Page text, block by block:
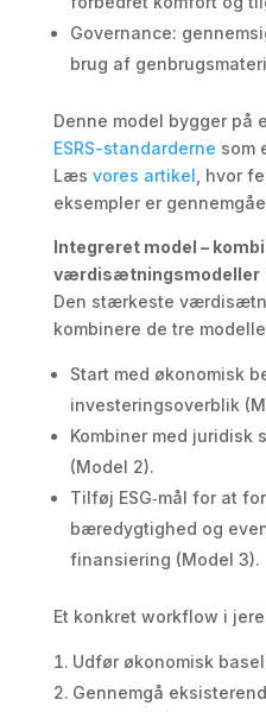
Governance:
brug af
Denne model bygger på
ESRS-standarderne som
Læs vores artikel , hvor
eksempler er
Integreret model –
værdisætningsmodeller
Den stærkeste
kombinere de tre
Start med økonomisk
investeringsoverblik
Kombiner med juridisk
(Model 2).
Tilføj ESG‑mål for at
bæredygtighed og
finansiering (Model 3).
Et konkret workflow i
Udfør økonomisk
Gennemgå